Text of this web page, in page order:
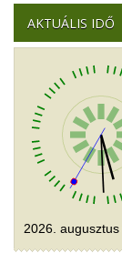
AKTUÁLIS IDŐ
2026. augusztus